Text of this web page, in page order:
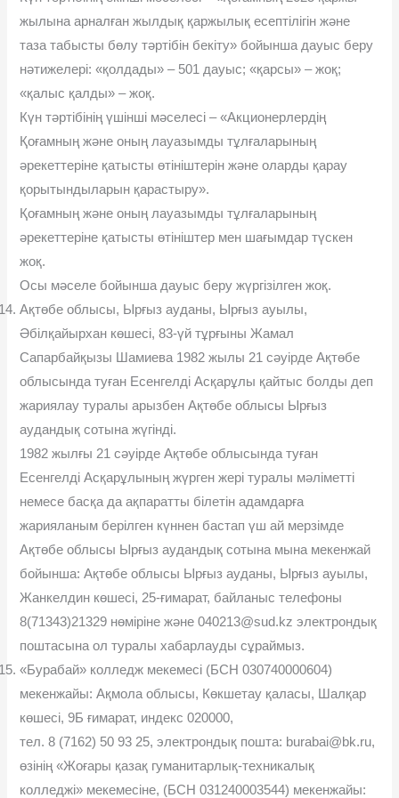
жылына арналған жылдық қаржылық есептілігін жəне
таза табысты бөлу тəртібін бекіту» бойынша дауыс беру
нəтижелері: «қолдады» – 501 дауыс; «қарсы» – жоқ;
«қалыс қалды» – жоқ.
Күн тəртібінің үшінші мəселесі – «Акционерлердің
Қоғамның жəне оның лауазымды тұлғаларының
əрекеттеріне қатысты өтініштерін жəне оларды қарау
қорытындыларын қарастыру».
Қоғамның жəне оның лауазымды тұлғаларының
əрекеттеріне қатысты өтініштер мен шағымдар түскен
жоқ.
Осы мəселе бойынша дауыс беру жүргізілген жоқ.
Ақтөбе облысы, Ырғыз ауданы, Ырғыз ауылы,
Əбілқайырхан көшесі, 83-үй тұрғыны Жамал
Сапарбайқызы Шамиева 1982 жылы 21 сəуірде Ақтөбе
облысында туған Есенгелді Асқарұлы қайтыс болды деп
жариялау туралы арызбен Ақтөбе облысы Ырғыз
аудандық сотына жүгінді.
1982 жылғы 21 сəуірде Ақтөбе облысында туған
Есенгелді Асқарұлының жүрген жері туралы мəліметті
немесе басқа да ақпаратты білетін адамдарға
жарияланым берілген күннен бастап үш ай мерзімде
Ақтөбе облысы Ырғыз аудандық сотына мына мекенжай
бойынша: Ақтөбе облысы Ырғыз ауданы, Ырғыз ауылы,
Жанкелдин көшесі, 25-ғимарат, байланыс телефоны
8(71343)21329 нөміріне жəне 040213@sud.kz электрондық
поштасына ол туралы хабарлауды сұраймыз.
«Бурабай» колледж мекемесі (БСН 030740000604)
мекенжайы: Ақмола облысы, Көкшетау қаласы, Шалқар
көшесі, 9Б ғимарат, индекс 020000,
тел. 8 (7162) 50 93 25, электрондық пошта: burabai@bk.ru,
өзінің «Жоғары қазақ гуманитарлық-техникалық
колледжі» мекемесіне, (БСН 031240003544) мекенжайы: